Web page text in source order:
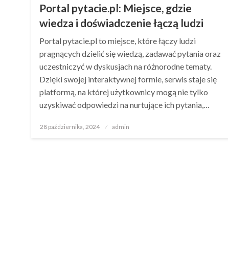
Portal pytacie.pl: Miejsce, gdzie
wiedza i doświadczenie łączą ludzi
Portal pytacie.pl to miejsce, które łączy ludzi
pragnących dzielić się wiedzą, zadawać pytania oraz
uczestniczyć w dyskusjach na różnorodne tematy.
Dzięki swojej interaktywnej formie, serwis staje się
platformą, na której użytkownicy mogą nie tylko
uzyskiwać odpowiedzi na nurtujące ich pytania,…
Opublikowane
28 października, 2024 admin